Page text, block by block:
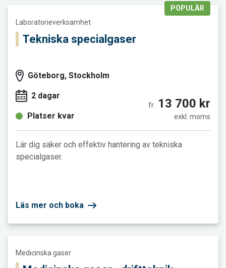
POPULÄR
Laboratorieverksamhet
Tekniska specialgaser
Göteborg, Stockholm
2 dagar
Platser kvar
fr. 13 700 kr
exkl. moms
Lär dig säker och effektiv hantering av tekniska
specialgaser.
Läs mer och boka
Medicinska gaser